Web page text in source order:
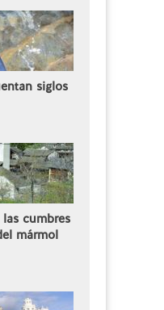
siglos
cumbres
mármol